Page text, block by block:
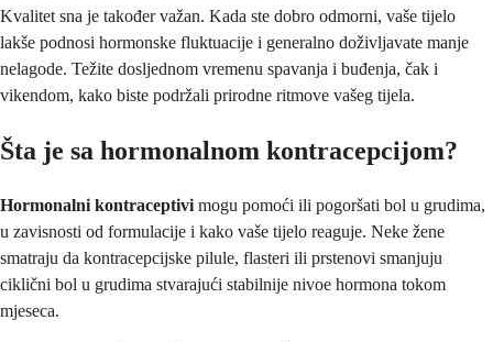
Kvalitet sna je također važan. Kada ste dobro odmorni, vaše tijelo
lakše podnosi hormonske fluktuacije i generalno doživljavate manje
nelagode. Težite dosljednom vremenu spavanja i buđenja, čak i
vikendom, kako biste podržali prirodne ritmove vašeg tijela.
Šta je sa hormonalnom kontracepcijom?
Hormonalni kontraceptivi mogu pomoći ili pogoršati bol u grudima,
u zavisnosti od formulacije i kako vaše tijelo reaguje. Neke žene
smatraju da kontracepcijske pilule, flasteri ili prstenovi smanjuju
ciklični bol u grudima stvarajući stabilnije nivoe hormona tokom
mjeseca.